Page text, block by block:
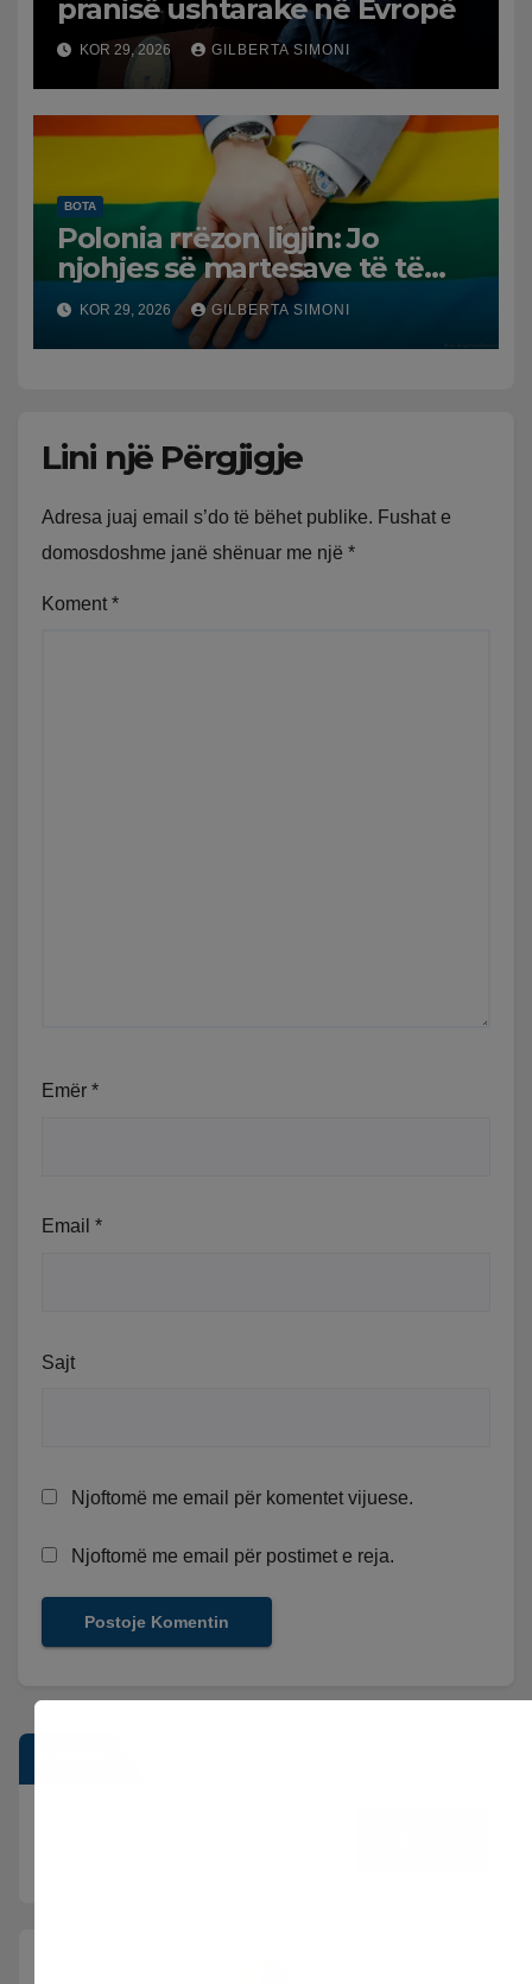
pranisë ushtarake në Evropë
KOR 29, 2026 GILBERTA SIMONI
BOTA
Polonia rrëzon ligjin: Jo
njohjes së martesave të të
njëjtit seks
KOR 29, 2026 GILBERTA SIMONI
Lini një Përgjigje
Adresa juaj email s’do të bëhet publike. Fushat e
domosdoshme janë shënuar me një *
Koment *
Emër *
Email *
Sajt
Njoftomë me email për komentet vijuese.
Njoftomë me email për postimet e reja.